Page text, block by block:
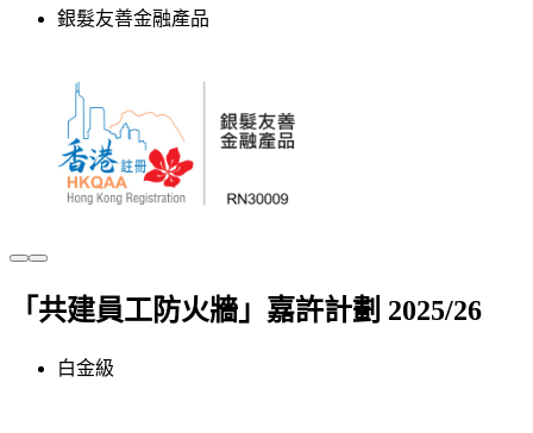
銀髮友善金融產品
「共建員工防火牆」嘉許計劃​ 2025/26
白金級